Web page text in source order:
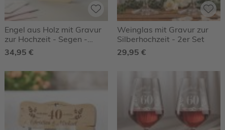
Engel aus Holz mit Gravur
zur Hochzeit - Segen -
Personalisiert
34,95 €
Weinglas mit Gravur zur
Silberhochzeit - 2er Set
29,95 €